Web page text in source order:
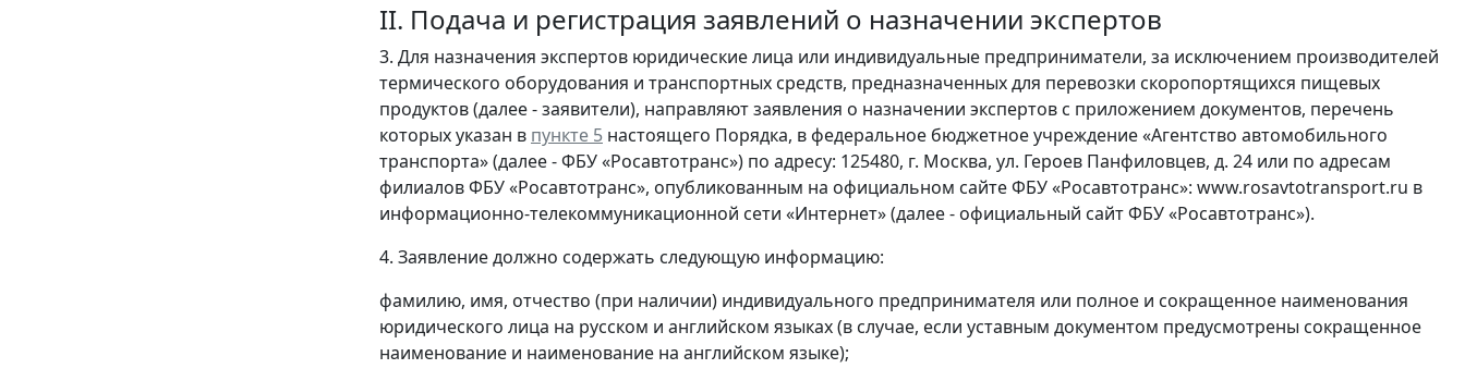
II. Подача и регистрация заявлений о назначении экспертов
3. Для назначения экспертов юридические лица или индивидуальные предприниматели, за исключением производителей
термического оборудования и транспортных средств, предназначенных для перевозки скоропортящихся пищевых
продуктов (далее - заявители), направляют заявления о назначении экспертов с приложением документов, перечень
которых указан в пункте 5 настоящего Порядка, в федеральное бюджетное учреждение «Агентство автомобильного
транспорта» (далее - ФБУ «Росавтотранс») по адресу: 125480, г. Москва, ул. Героев Панфиловцев, д. 24 или по адресам
филиалов ФБУ «Росавтотранс», опубликованным на официальном сайте ФБУ «Росавтотранс»: www.rosavtotransport.ru в
информационно-телекоммуникационной сети «Интернет» (далее - официальный сайт ФБУ «Росавтотранс»).
4. Заявление должно содержать следующую информацию:
фамилию, имя, отчество (при наличии) индивидуального предпринимателя или полное и сокращенное наименования
юридического лица на русском и английском языках (в случае, если уставным документом предусмотрены сокращенное
наименование и наименование на английском языке);